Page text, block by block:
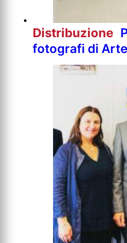
Distribuzione
fotografi di